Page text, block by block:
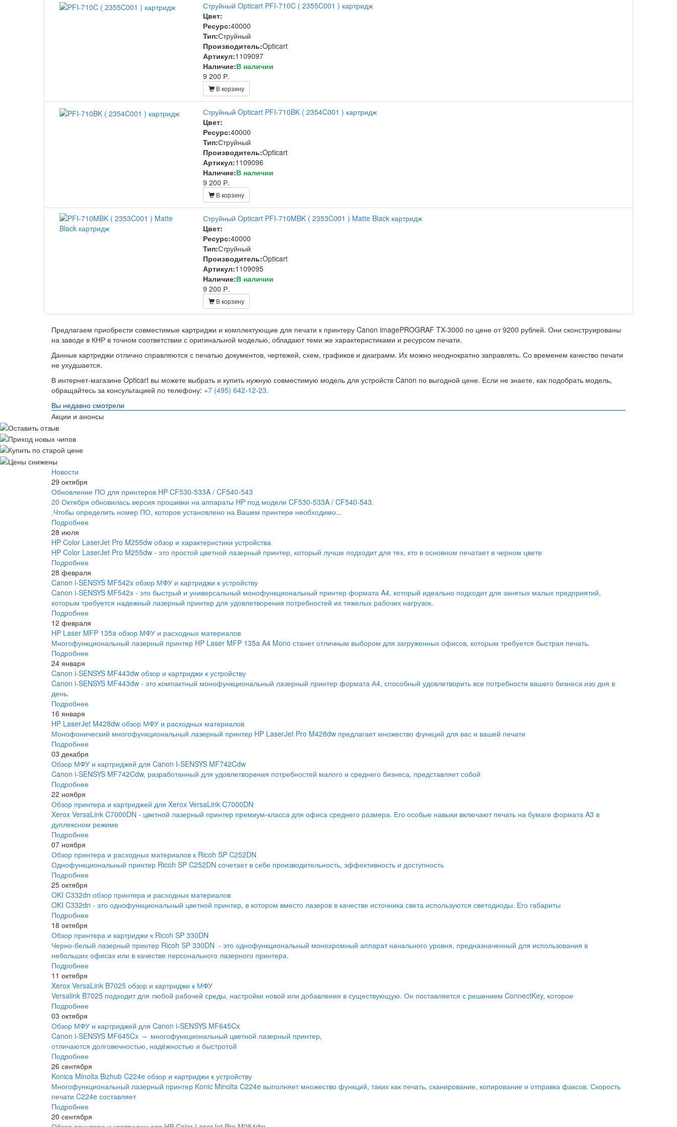
Струйный Opticart PFI-710C ( 2355C001 ) картридж
Цвет:
Ресурс:40000
Тип:Струйный
Производитель:Opticart
Артикул:1109097
Наличие:В наличии
9 200 Р.
В корзину
Струйный Opticart PFI-710BK ( 2354C001 ) картридж
Цвет:
Ресурс:40000
Тип:Струйный
Производитель:Opticart
Артикул:1109096
Наличие:В наличии
9 200 Р.
В корзину
Струйный Opticart PFI-710MBK ( 2353C001 ) Matte Black картридж
Цвет:
Ресурс:40000
Тип:Струйный
Производитель:Opticart
Артикул:1109095
Наличие:В наличии
9 200 Р.
В корзину
Предлагаем приобрести совместимые картриджи и комплектующие для печати к принтеру Canon imagePROGRAF TX-3000 по цене от 9200 рублей. Они сконструированы
на заводе в КНР в точном соответствии с оригинальной моделью, обладают теми же характеристиками и ресурсом печати.
Данные картриджи отлично справляются с печатью документов, чертежей, схем, графиков и диаграмм. Их можно неоднократно заправлять. Со временем качество печати
не ухудшается.
В интернет-магазине Opticart вы можете выбрать и купить нужную совместимую модель для устройств Canon по выгодной цене. Если не знаете, как подобрать модель,
обращайтесь за консультацией по телефону: +7 (495) 642-12-23.
Вы недавно смотрели
Акции и анонсы
Новости
29 октября
Обновление ПО для принтеров HP CF530-533A / CF540-543
20 Октября обновилась версия прошивки на аппараты HP под модели CF530-533A / CF540-543.
.Чтобы определить номер ПО, которое установлено на Вашем принтере необходимо...
Подробнее
28 июля
HP Color LaserJet Pro M255dw обзор и характеристики устройства
HP Color LaserJet Pro M255dw - это простой цветной лазерный принтер, который лучше подходит для тех, кто в основном печатает в черном цвете
Подробнее
28 февраля
Canon i-SENSYS MF542x обзор МФУ и картриджи к устройству
Canon i-SENSYS MF542x - это быстрый и универсальный монофункциональный принтер формата A4, который идеально подходит для занятых малых предприятий,
которым требуется надежный лазерный принтер для удовлетворения потребностей их тяжелых рабочих нагрузок.
Подробнее
12 февраля
HP Laser MFP 135a обзор МФУ и расходных материалов
Многофункциональный лазерный принтер HP Laser MFP 135a A4 Mono станет отличным выбором для загруженных офисов, которым требуется быстрая печать.
Подробнее
24 января
Canon i-SENSYS MF443dw обзор и картриджи к устройству
Canon i-SENSYS MF443dw - это компактный монофункциональный лазерный принтер формата А4, способный удовлетворить все потребности вашего бизнеса изо дня в
день.
Подробнее
16 января
HP LaserJet M428dw обзор МФУ и расходных материалов
Монофонический многофункциональный лазерный принтер HP LaserJet Pro M428dw предлагает множество функций для вас и вашей печати
Подробнее
03 декабря
Обзор МФУ и картриджей для Canon I-SENSYS MF742Cdw
Canon i-SENSYS MF742Cdw, разработанный для удовлетворения потребностей малого и среднего бизнеса, представляет собой
Подробнее
22 ноября
Обзор принтера и картриджей для Xerox VersaLink C7000DN
Xerox VersaLink C7000DN - цветной лазерный принтер премиум-класса для офиса среднего размера. Его особые навыки включают печать на бумаге формата A3 в
дуплексном режиме
Подробнее
07 ноября
Обзор принтера и расходных материалов к Ricoh SP C252DN
Однофункциональный принтер Ricoh SP C252DN сочетает в себе производительность, эффективность и доступность
Подробнее
25 октября
OKI C332dn обзор принтера и расходных материалов
OKI C332dn - это однофункциональный цветной принтер, в котором вместо лазеров в качестве источника света используются светодиоды. Его габариты
Подробнее
18 октября
Обзор принтера и картриджи к Ricoh SP 330DN
Черно-белый лазерный принтер Ricoh SP 330DN - это однофункциональный монохромный аппарат начального уровня, предназначенный для использования в
небольших офисах или в качестве персонального лазерного принтера.
Подробнее
11 октября
Xerox VersaLink B7025 обзор и картриджи к МФУ
Versalink B7025 подходит для любой рабочей среды, настройки новой или добавления в существующую. Он поставляется с решением ConnectKey, которое
Подробнее
03 октября
Обзор МФУ и картриджей для Canon i-SENSYS MF645Cx
Canon i-SENSYS MF645Cx – многофункциональный цветной лазерный принтер,
отличаются долговечностью, надёжностью и быстротой
Подробнее
26 сентября
Konica Minolta Bizhub C224e обзор и картриджи к устройству
Многофункциональный лазерный принтер Konic Minolta C224e выполняет множество функций, таких как печать, сканирование, копирование и отправка факсов. Скорость
печати C224e составляет
Подробнее
20 сентября